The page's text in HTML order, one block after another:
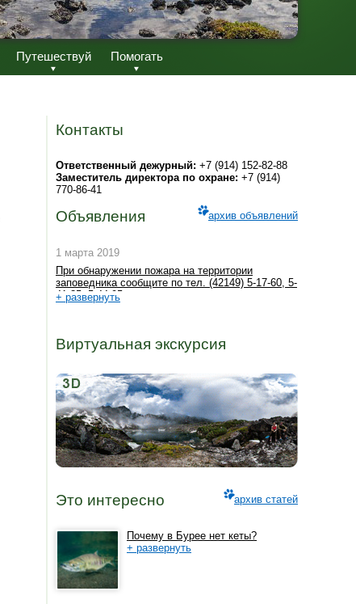
Путешествуй Помогать
Контакты
Ответственный дежурный: +7 (914) 152-82-88
Заместитель директора по охране: +7 (914)
770-86-41
Объявления архив объявлений
1 марта 2019
При обнаружении пожара на территории
заповедника сообщите по тел. (42149) 5-17-60, 5-
41-35, 5-44-95
+ развернуть
Виртуальная экскурсия
Это интересно архив статей
Почему в Бурее нет кеты?
+ развернуть